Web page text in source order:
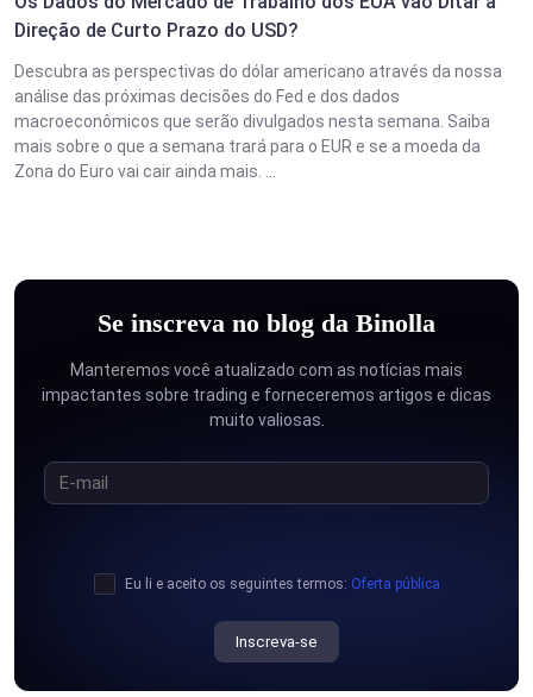
Direção de Curto Prazo do USD?
Descubra as perspectivas do dólar americano através da nossa
análise das próximas decisões do Fed e dos dados
macroeconômicos que serão divulgados nesta semana. Saiba
mais sobre o que a semana trará para o EUR e se a moeda da
Zona do Euro vai cair ainda mais. ...
Se inscreva no blog da Binolla
Manteremos você atualizado com as notícias mais
impactantes sobre trading e forneceremos artigos e dicas
muito valiosas.
Inscreva-se
Eu li e aceito os seguintes termos: Oferta pública